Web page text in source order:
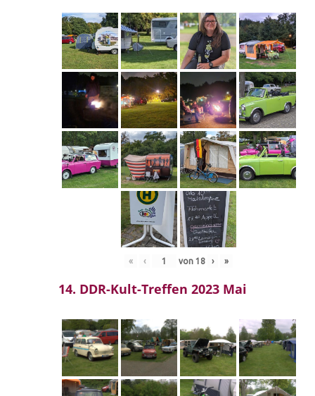
« ‹ von 18 › »
14. DDR-Kult-Treffen 2023 Mai